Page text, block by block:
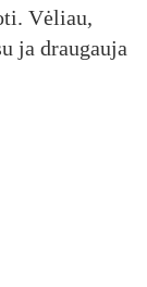
Vė­liau,
ja drau­gau­ja